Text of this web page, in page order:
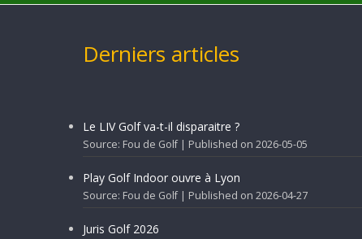
Derniers articles
Le LIV Golf va-t-il disparaitre ?
Source: Fou de Golf Published on 2026-05-05
Play Golf Indoor ouvre à Lyon
Source: Fou de Golf Published on 2026-04-27
Juris Golf 2026